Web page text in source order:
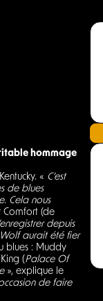
hommage
« C’est
de blues
Cela nous
Comfort (de
depuis
aurait été fier
blues : Muddy
(Palace Of
», explique le
de faire